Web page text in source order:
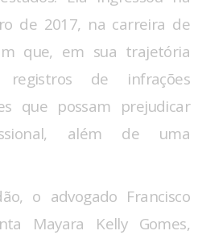
de 2017, na carreira de
que, em sua trajetória
de infrações
que possam prejudicar
além de uma
o advogado Francisco
Mayara Kelly Gomes,